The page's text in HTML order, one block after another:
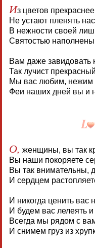
Из цветов
Не устают пленять
В нежности своей
Святостью наполнены
Вам даже завидовать
Так лучист
Мы вас любим, нежим
Феи наших дней вы и
О, женщины, вы так
Вы наши покоряете
Вы так внимательны,
И сердцем
И никогда ценить вас
И будем вас лелеять и
Всегда мы рядом с
И снимем груз из